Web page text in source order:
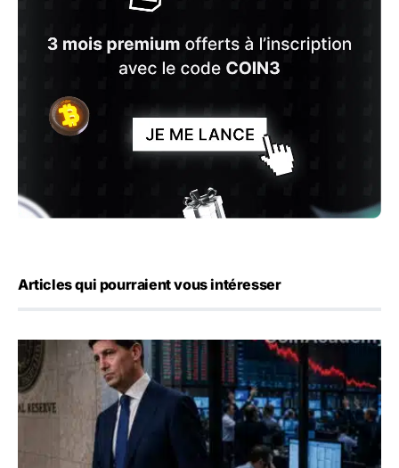
Articles qui pourraient vous intéresser
Kevin Warsh maintient sa communication minimaliste